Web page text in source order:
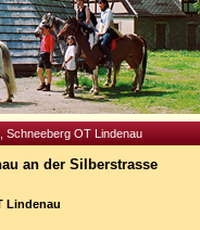
Schneeberg OT Lindenau
an der Silberstrasse
Lindenau